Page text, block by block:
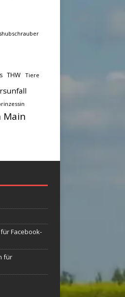
THW Tiere
Main
Facebook-
für